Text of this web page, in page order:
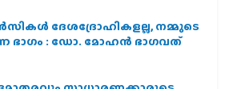
ദേശദ്രോഹികളല്ല, നമ്മുടെ
ഭാഗം : ഡോ. മോഹന്‍ ഭാഗവത്